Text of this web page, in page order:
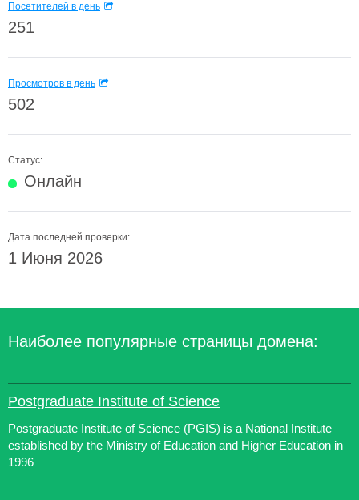
Посетителей в день
251
Просмотров в день
502
Статус:
Онлайн
Дата последней проверки:
1 Июня 2026
Наиболее популярные страницы домена:
Postgraduate Institute of Science
Postgraduate Institute of Science (PGIS) is a National Institute
established by the Ministry of Education and Higher Education in
1996